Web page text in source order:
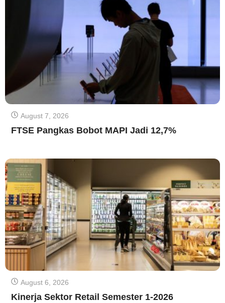
August 7, 2026
FTSE Pangkas Bobot MAPI Jadi 12,7%
August 6, 2026
Kinerja Sektor Retail Semester 1-2026